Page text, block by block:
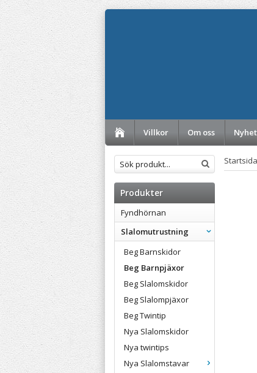
Villkor
Om oss
Produkter
Fyndhörnan
Slalomutrustning
Beg Barnskidor
Beg Barnpjäxor
Beg Slalomskidor
Beg Slalompjäxor
Beg Twintip
Nya Slalomskidor
Nya twintips
Nya Slalomstavar
Startsida